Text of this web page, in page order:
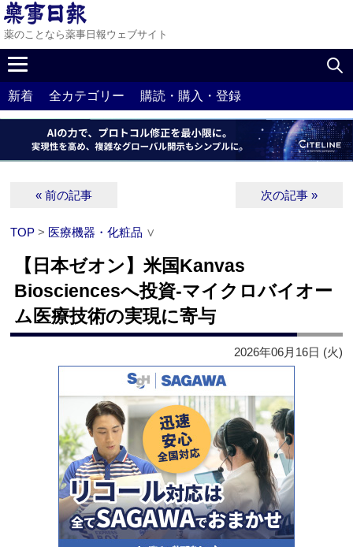
薬のことなら薬事日報ウェブサイト
新着 全カテゴリー 購読・購入・登録
« 前の記事 次の記事 »
TOP > 医療機器・化粧品 ∨
【日本ゼオン】米国Kanvas
Biosciencesへ投資‐マイクロバイオー
ム医療技術の実現に寄与
2026年06月16日 (火)